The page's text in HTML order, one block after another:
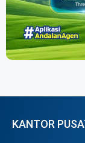
KANTOR